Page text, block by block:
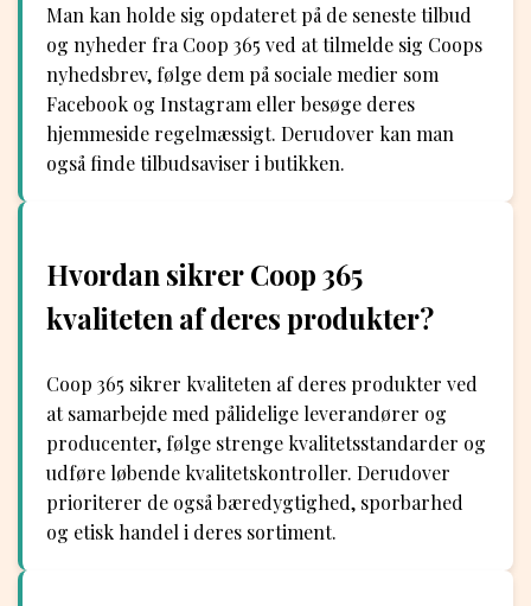
Man kan holde sig opdateret på de seneste tilbud
og nyheder fra Coop 365 ved at tilmelde sig Coops
nyhedsbrev, følge dem på sociale medier som
Facebook og Instagram eller besøge deres
hjemmeside regelmæssigt. Derudover kan man
også finde tilbudsaviser i butikken.
Hvordan sikrer Coop 365
kvaliteten af deres produkter?
Coop 365 sikrer kvaliteten af deres produkter ved
at samarbejde med pålidelige leverandører og
producenter, følge strenge kvalitetsstandarder og
udføre løbende kvalitetskontroller. Derudover
prioriterer de også bæredygtighed, sporbarhed
og etisk handel i deres sortiment.